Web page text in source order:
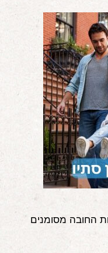
ונוזלים באוזניים
אתגרי התנהגות
בעיות/מחלות נוספות
שאלות ותשובות
הורים ממליצים
לימודי "שונישין"
במתנה!
החובה מסומנים